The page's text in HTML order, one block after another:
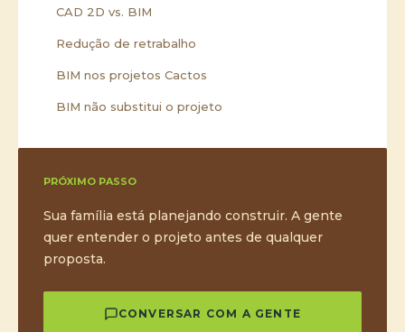
CAD 2D vs. BIM
Redução de retrabalho
BIM nos projetos Cactos
BIM não substitui o projeto
PRÓXIMO PASSO
Sua família está planejando construir. A gente
quer entender o projeto antes de qualquer
proposta.
CONVERSAR COM A GENTE